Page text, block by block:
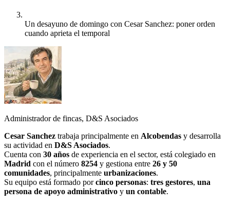
Un desayuno de domingo con Cesar Sanchez: poner orden
cuando aprieta el temporal
Administrador de fincas, D&S Asociados
Cesar Sanchez trabaja principalmente en Alcobendas y desarrolla
su actividad en D&S Asociados.
Cuenta con 30 años de experiencia en el sector, está colegiado en
Madrid con el número 8254 y gestiona entre 26 y 50
comunidades, principalmente urbanizaciones.
Su equipo está formado porcinco personas: tres gestores, una
persona de apoyo administrativo y un contable.